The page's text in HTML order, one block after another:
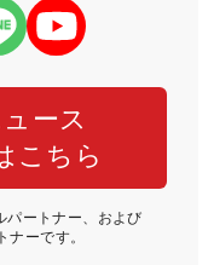
ース
こちら
パートナー、および
ナーです。